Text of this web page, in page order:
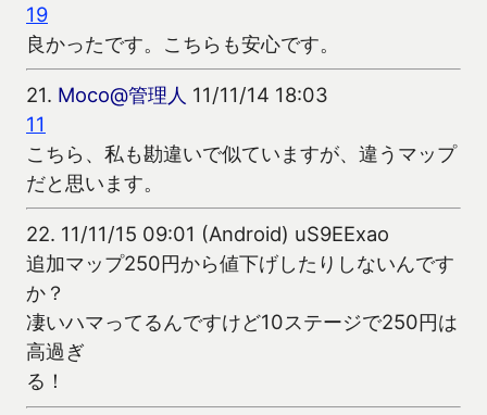
19
良かったです。こちらも安心です。
21. Moco@管理人 11/11/14 18:03
11
こちら、私も勘違いで似ていますが、違うマップ
だと思います。
22. 11/11/15 09:01 (Android) uS9EExao
追加マップ250円から値下げしたりしないんです
か？
凄いハマってるんですけど10ステージで250円は
高過ぎ
る！